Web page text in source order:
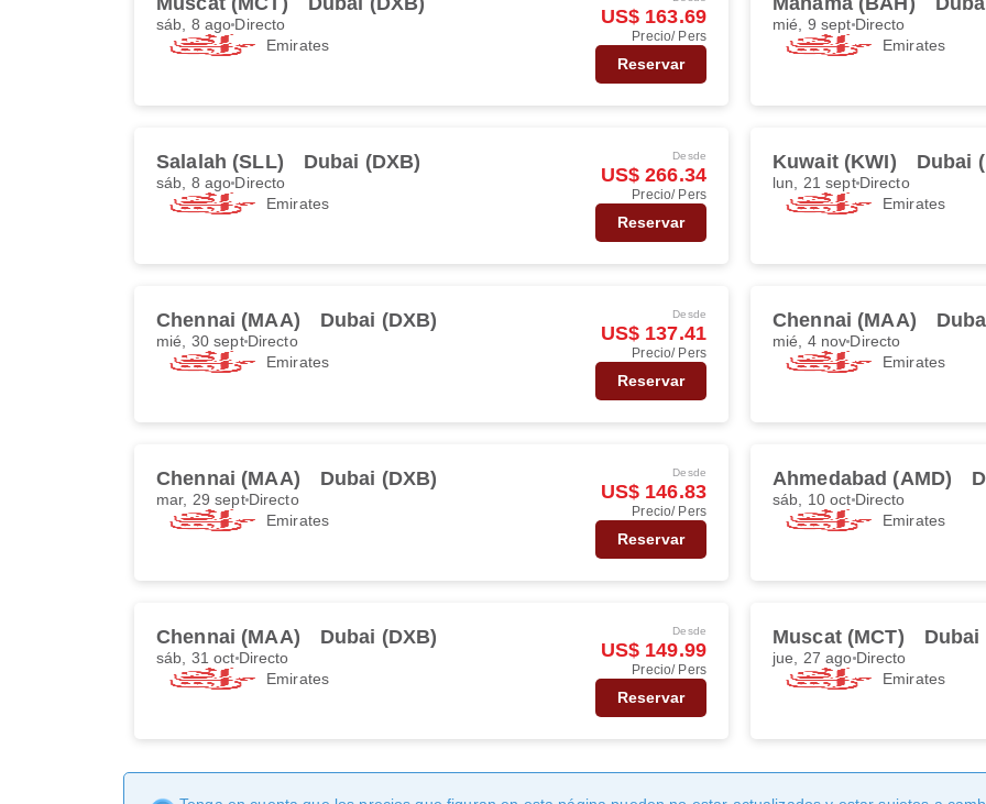
sáb, 8 ago Directo
Emirates
US$ 163.69
Precio/ Pers
Reservar
mié, 9 sept Directo
Emirates
Salalah (SLL) Dubai (DXB)
sáb, 8 ago Directo
Emirates
Desde
US$ 266.34
Precio/ Pers
Reservar
Kuwait (KWI) Dubai
lun, 21 septDirecto
Emirates
Chennai (MAA) Dubai (DXB)
mié, 30 septDirecto
Emirates
Desde
US$ 137.41
Precio/ Pers
Reservar
Chennai (MAA)
mié, 4 nov Directo
Emirates
Chennai (MAA) Dubai (DXB)
mar, 29 septDirecto
Emirates
Desde
US$ 146.83
Precio/ Pers
Reservar
Ahmedabad (AMD)
sáb, 10 oct Directo
Emirates
Chennai (MAA) Dubai (DXB)
sáb, 31 oct Directo
Emirates
Desde
US$ 149.99
Precio/ Pers
Reservar
Muscat (MCT) Dubai
jue, 27 ago Directo
Emirates